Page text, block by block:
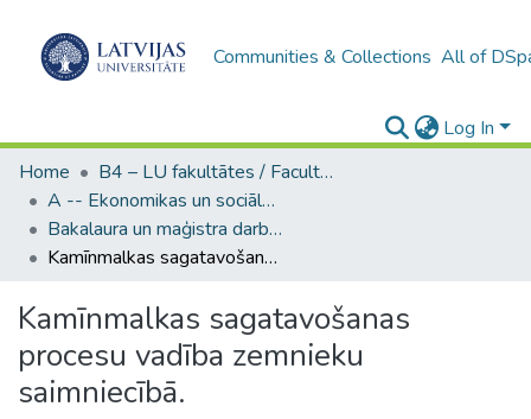
Communities & Collections All of
Log In
Home
B4 – LU fakultātes / Faculties of the UL
A -- Ekonomikas un sociālo zinātņu fakultāte / Faculty of Economics and Social Sciences
Bakalaura un maģistra darbi (ESZF) / Bachelor's and Master's theses
Kamīnmalkas sagatavošanas procesu vadība zemnieku saimniecībā.
Kamīnmalkas sagatavošanas
procesu vadība zemnieku
saimniecībā.